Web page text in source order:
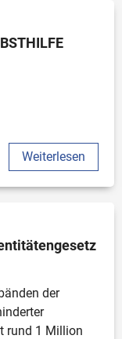
Weiterlesen
der
rund 1 Million